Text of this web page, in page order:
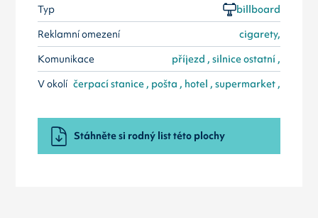
Typ
billboard
Reklamní omezení
cigarety,
Komunikace
příjezd , silnice ostatní ,
V okolí čerpací stanice , pošta , hotel , supermarket ,
Stáhněte si rodný list této plochy